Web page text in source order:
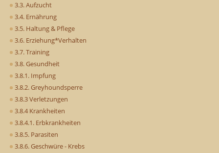
3.3. Aufzucht
3.4. Ernährung
3.5. Haltung & Pflege
3.6. Erziehung*Verhalten
3.7. Training
3.8. Gesundheit
3.8.1. Impfung
3.8.2. Greyhoundsperre
3.8.3 Verletzungen
3.8.4 Krankheiten
3.8.4.1. Erbkrankheiten
3.8.5. Parasiten
3.8.6. Geschwüre - Krebs